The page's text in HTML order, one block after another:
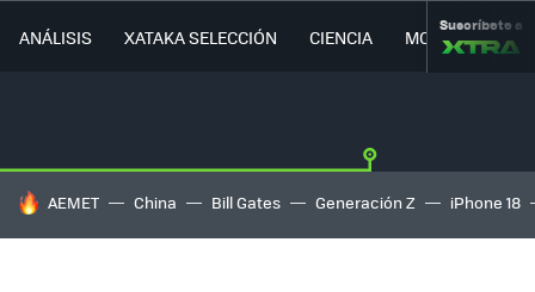
ANÁLISIS XATAKA SELECCIÓN CIENCIA MOVILIDAD
Suscríbete a
HOY SE HABLA DE
AEMET China Bill Gates Generación Z iPhone 18